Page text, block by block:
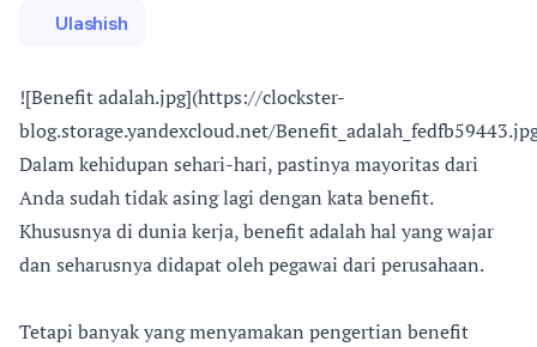
Ulashish
![Benefit adalah.jpg](https://clockster-
blog.storage.yandexcloud.net/
Dalam kehidupan sehari-hari, pastinya mayoritas dari
Anda sudah tidak asing lagi dengan kata benefit.
Khususnya di dunia kerja, benefit adalah hal yang wajar
dan seharusnya didapat oleh pegawai dari perusahaan.
Tetapi banyak yang menyamakan pengertian benefit